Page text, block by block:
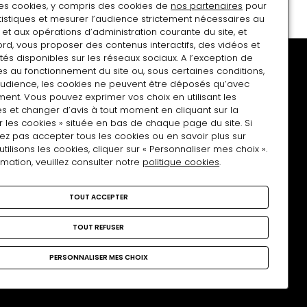
Restons en contact ! Sociétés des amis
Nous rejoindre
Facebook
Twitter
Instagram
YouTube
site Politique cookies Services publics+
cookies, y compris des cookies de nos partenaires pour
et mesurer l’audience strictement nécessaires au
aux opérations d’administration courante du site, et
vous proposer des contenus interactifs, des vidéos et
disponibles sur les réseaux sociaux. A l’exception de
au fonctionnement du site ou, sous certaines conditions,
les cookies ne peuvent être déposés qu’avec
Vous pouvez exprimer vos choix en utilisant les
et changer d’avis à tout moment en cliquant sur la
les cookies » située en bas de chaque page du site. Si
pas accepter tous les cookies ou en savoir plus sur
les cookies, cliquer sur « Personnaliser mes choix ».
veuillez consulter notre politique cookies.
TOUT ACCEPTER
TOUT REFUSER
PERSONNALISER MES CHOIX